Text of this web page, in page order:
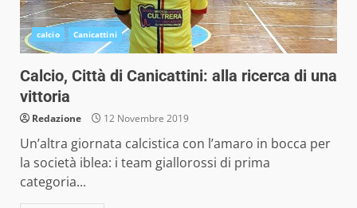
calcio Canicattini
Calcio, Città di Canicattini: alla ricerca di una
vittoria
Redazione 12 Novembre 2019
Un’altra giornata calcistica con l’amaro in bocca per
la società iblea: i team giallorossi di prima
categoria...